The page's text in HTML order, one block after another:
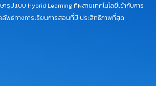
รูปแบบ Hybrid Learning ที่ผสานเทคโนโลยีเข้ากับการ
พธ์ทางการเรียนการสอนที่มี ประสิทธิภาพที่สุด